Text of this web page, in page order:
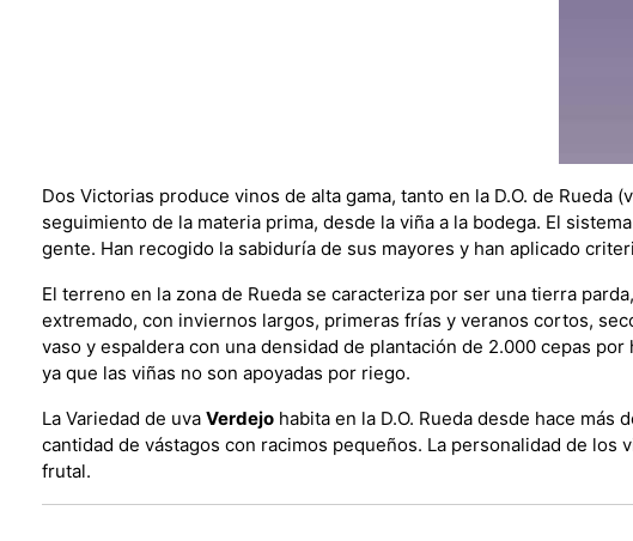
Dos Victorias produce vinos de alta gama, tanto en la D.O. de
seguimiento de la materia prima, desde la viña a la bodega. El
gente. Han recogido la sabiduría de sus mayores y han aplicado
El terreno en la zona de Rueda se caracteriza por ser una tierra
extremado, con inviernos largos, primeras frías y veranos cortos,
vaso y espaldera con una densidad de plantación de 2.000 cepas
ya que las viñas no son apoyadas por riego.
La Variedad de uva Verdejo habita en la D.O. Rueda desde hace
cantidad de vástagos con racimos pequeños. La personalidad de
frutal.